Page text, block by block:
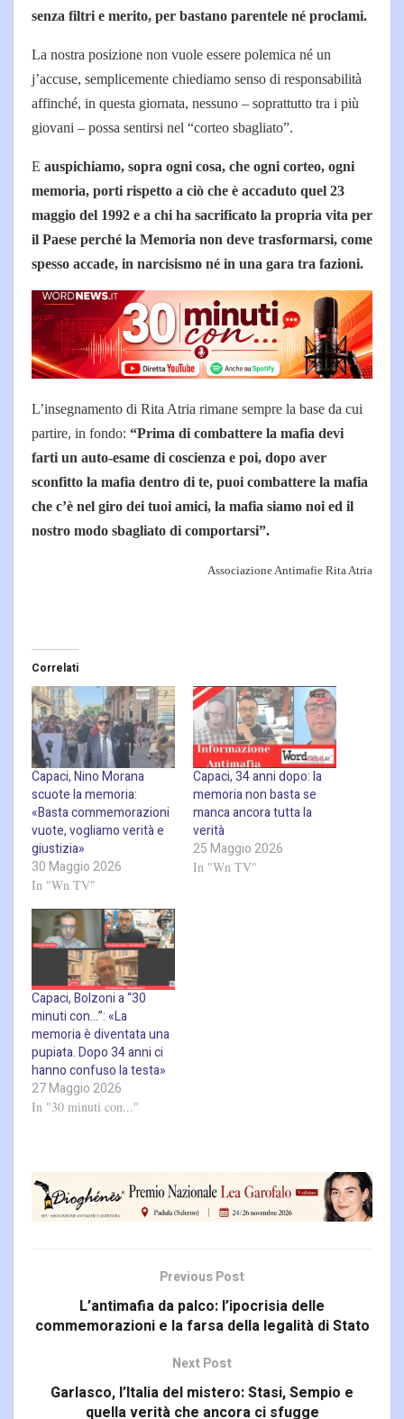
senza filtri e merito, per bastano parentele né proclami.
La nostra posizione non vuole essere polemica né un
j’accuse, semplicemente chiediamo senso di responsabilità
affinché, in questa giornata, nessuno – soprattutto tra i più
giovani – possa sentirsi nel “corteo sbagliato”.
E auspichiamo, sopra ogni cosa, che ogni corteo, ogni
memoria, porti rispetto a ciò che è accaduto quel 23
maggio del 1992 e a chi ha sacrificato la propria vita per
il Paese perché la Memoria non deve trasformarsi, come
spesso accade, in narcisismo né in una gara tra fazioni.
L’insegnamento di Rita Atria rimane sempre la base da cui
partire, in fondo: “Prima di combattere la mafia devi
farti un auto-esame di coscienza e poi, dopo aver
sconfitto la mafia dentro di te, puoi combattere la mafia
che c’è nel giro dei tuoi amici, la mafia siamo noi ed il
nostro modo sbagliato di comportarsi”.
Associazione Antimafie Rita Atria
Correlati
Capaci, Nino Morana
scuote la memoria:
«Basta commemorazioni
vuote, vogliamo verità e
giustizia»
30 Maggio 2026
In "Wn TV"
Capaci, 34 anni dopo: la
memoria non basta se
manca ancora tutta la
verità
25 Maggio 2026
In "Wn TV"
Capaci, Bolzoni a “30
minuti con…”: «La
memoria è diventata una
pupiata. Dopo 34 anni ci
hanno confuso la testa»
27 Maggio 2026
In "30 minuti con..."
Previous Post
L’antimafia da palco: l’ipocrisia delle
commemorazioni e la farsa della legalità di Stato
Next Post
Garlasco, l’Italia del mistero: Stasi, Sempio e
quella verità che ancora ci sfugge